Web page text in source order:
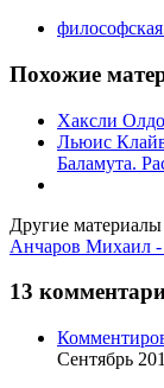
Похожие
Хаксли
Льюис
Баламута.
Другие материалы
Анчаров Михаил
13
Сентябрь